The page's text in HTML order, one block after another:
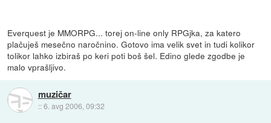
Everquest je MMORPG... torej on-line only RPGjka, za katero
plačuješ mesečno naročnino. Gotovo ima velik svet in tudi kolikor
tolikor lahko izbiraš po keri poti boš šel. Edino glede zgodbe je
malo vprašljivo.
muzičar
::6. avg 2006, 09:32